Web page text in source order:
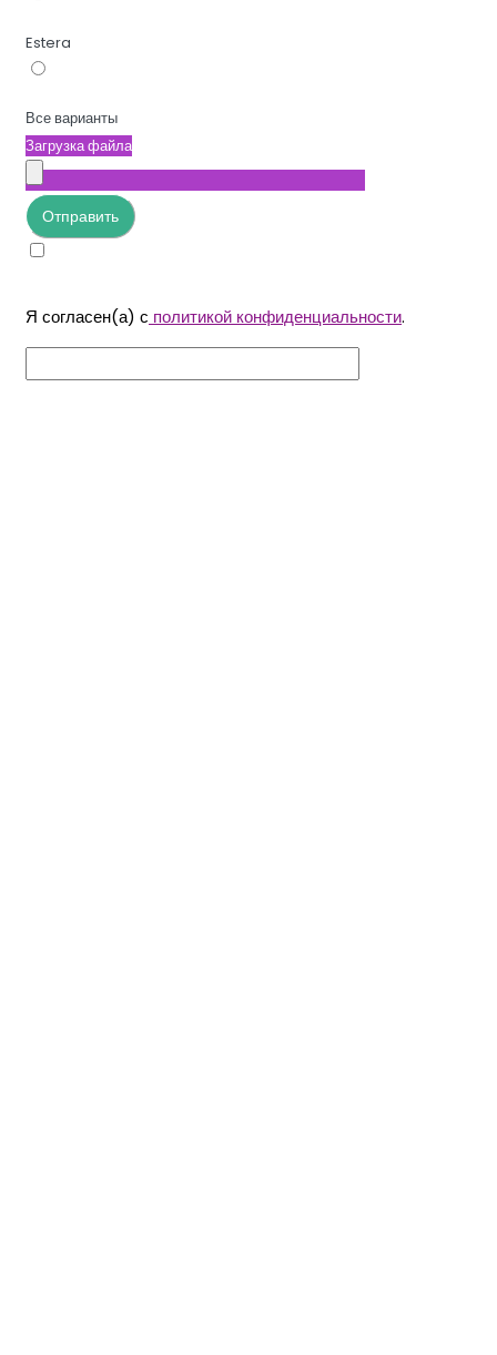
Estera
Все варианты
Загрузка файла
Отправить
Я согласен(а) с политикой конфиденциальности.